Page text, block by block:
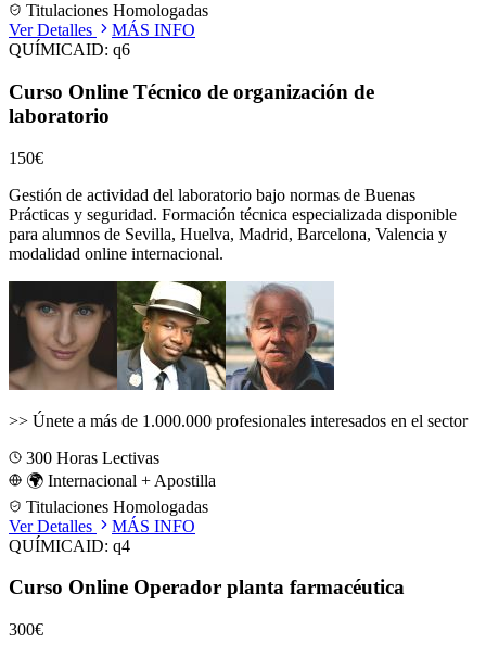
Titulaciones Homologadas
Ver Detalles
MÁS INFO
QUÍMICAID: q6
Curso Online Técnico de organización de
laboratorio
150€
Gestión de actividad del laboratorio bajo normas de Buenas
Prácticas y seguridad. Formación técnica especializada disponible
para alumnos de Sevilla, Huelva, Madrid, Barcelona, Valencia y
modalidad online internacional.
>> Únete a más de 1.000.000 profesionales interesados en el sector
300 Horas Lectivas
🌍 Internacional + Apostilla
Titulaciones Homologadas
Ver Detalles
MÁS INFO
QUÍMICAID: q4
Curso Online Operador planta farmacéutica
300€